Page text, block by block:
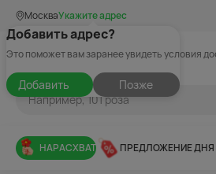
МоскваУкажите адрес
Добавить адрес?
Это поможет вам заранее увидеть условия
Добавить Позже
НАРАСХВАТ ПРЕДЛОЖЕНИЕ ДНЯ